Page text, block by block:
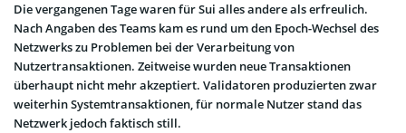
Die vergangenen Tage waren für Sui alles andere als erfreulich.
Nach Angaben des Teams kam es rund um den Epoch-Wechsel des
Netzwerks zu Problemen bei der Verarbeitung von
Nutzertransaktionen. Zeitweise wurden neue Transaktionen
überhaupt nicht mehr akzeptiert. Validatoren produzierten zwar
weiterhin Systemtransaktionen, für normale Nutzer stand das
Netzwerk jedoch faktisch still.